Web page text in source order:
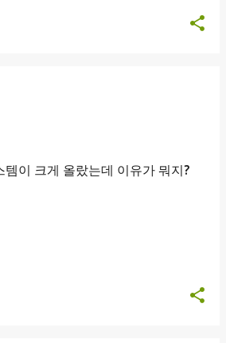
템이 크게 올랐는데 이유가 뭐지?